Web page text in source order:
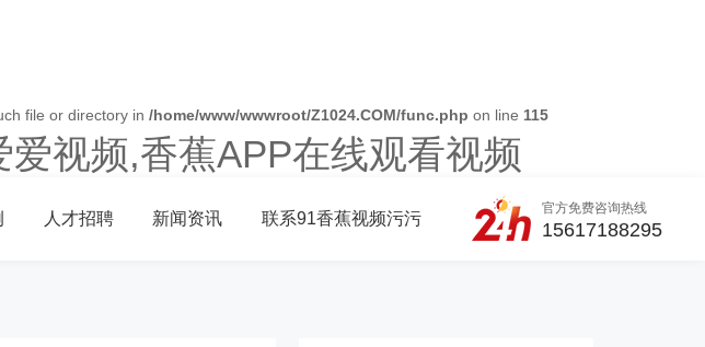
file or directory in /home/www/wwwroot/Z1024.COM/func.php on line 115
视频,香蕉APP在线观看视频
人才招聘 新闻资讯 联系91香蕉视频污污
官方免费咨询热线
15617188295